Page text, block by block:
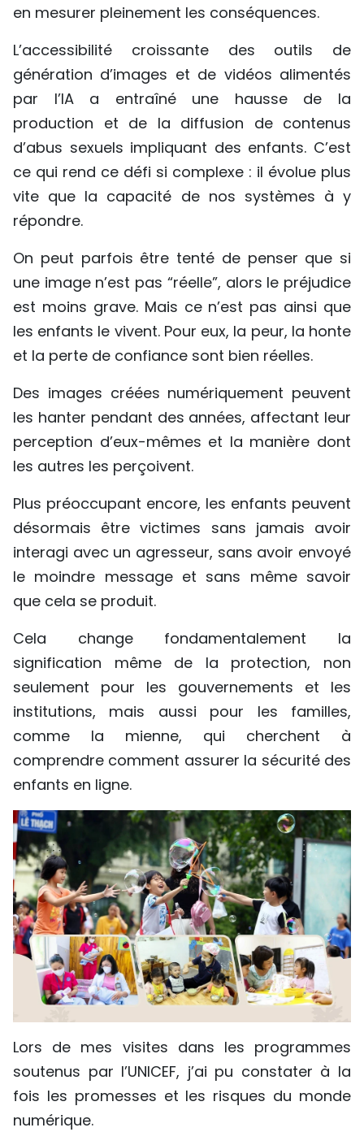
en mesurer pleinement les conséquences.
L’accessibilité croissante des outils de
génération d’images et de vidéos alimentés
par l’IA a entraîné une hausse de la
production et de la diffusion de contenus
d’abus sexuels impliquant des enfants. C’est
ce qui rend ce défi si complexe : il évolue plus
vite que la capacité de nos systèmes à y
répondre.
On peut parfois être tenté de penser que si
une image n’est pas “réelle”, alors le préjudice
est moins grave. Mais ce n’est pas ainsi que
les enfants le vivent. Pour eux, la peur, la honte
et la perte de confiance sont bien réelles.
Des images créées numériquement peuvent
les hanter pendant des années, affectant leur
perception d’eux-mêmes et la manière dont
les autres les perçoivent.
Plus préoccupant encore, les enfants peuvent
désormais être victimes sans jamais avoir
interagi avec un agresseur, sans avoir envoyé
le moindre message et sans même savoir
que cela se produit.
Cela change fondamentalement la
signification même de la protection, non
seulement pour les gouvernements et les
institutions, mais aussi pour les familles,
comme la mienne, qui cherchent à
comprendre comment assurer la sécurité des
enfants en ligne.
Lors de mes visites dans les programmes
soutenus par l’UNICEF, j’ai pu constater à la
fois les promesses et les risques du monde
numérique.